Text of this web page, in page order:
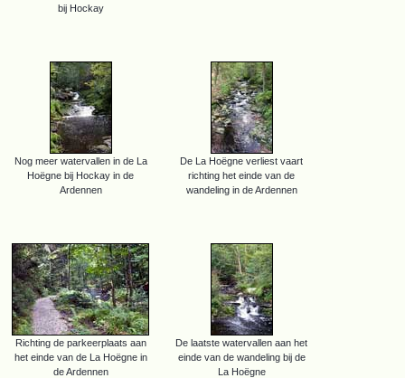
bij Hockay
Nog meer watervallen in de La
Hoëgne bij Hockay in de
Ardennen
De La Hoëgne verliest vaart
richting het einde van de
wandeling in de Ardennen
Richting de parkeerplaats aan
het einde van de La Hoëgne in
de Ardennen
De laatste watervallen aan het
einde van de wandeling bij de
La Hoëgne